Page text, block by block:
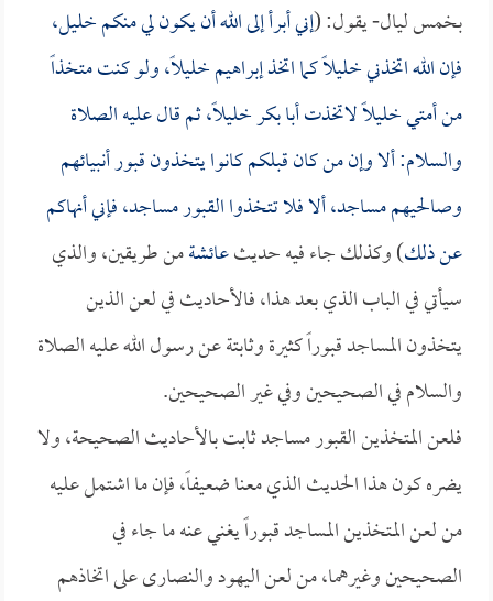
بخمس ليال- يقول: (إني أبرأ إلى الله أن يكون لي منكم خليل،
فإن الله اتخذني خليلاً كما اتخذ إبراهيم خليلاً، ولو كنت متخذاً
من أمتي خليلاً لاتخذتأبا بكرخليلاً، ثم قال عليه الصلاة
والسلام: ألا وإن من كان قبلكم كانوا يتخذون قبور أنبيائهم
وصالحيهم مساجد، ألا فلا تتخذوا القبور مساجد، فإني أنهاكم
عن ذلك) وكذلك جاء فيه حديثعائشةمن طريقين، والذي
سيأتي في الباب الذي بعد هذا، فالأحاديث في لعن الذين
يتخذون المساجد قبوراً كثيرة وثابتة عن رسول الله عليه الصلاة
والسلام في الصحيحين وفي غير الصحيحين.
فلعن المتخذين القبور مساجد ثابت بالأحاديث الصحيحة، ولا
يضره كون هذا الحديث الذي معنا ضعيفاً، فإن ما اشتمل عليه
من لعن المتخذين المساجد قبوراً يغني عنه ما جاء في
الصحيحين وغيرهما، من لعن اليهود والنصارى على اتخاذهم